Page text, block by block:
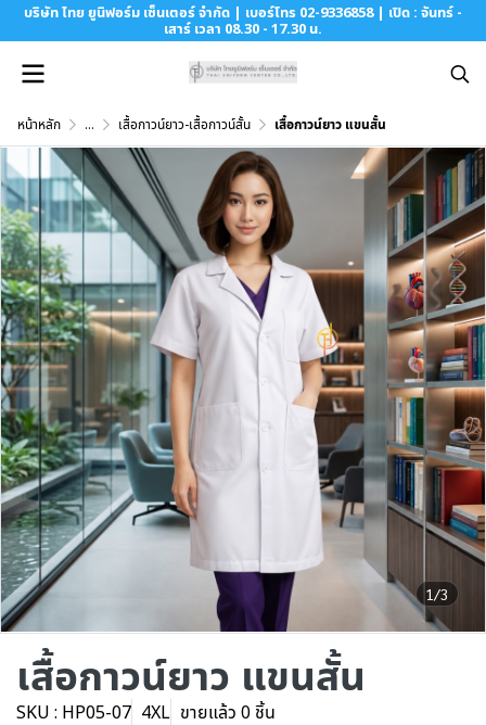
บริษัท ไทย ยูนิฟอร์ม เซ็นเตอร์ จำกัด | เบอร์โทร 02-9336858 | เปิด : จันทร์ -
เสาร์ เวลา 08.30 - 17.30 น.
หน้าหลัก ... เสื้อกาวน์ยาว-เสื้อกาวน์สั้น เสื้อกาวน์ยาว แขนสั้น
1/3
เสื้อกาวน์ยาว แขนสั้น
SKU : HP05-07 4XL ขายแล้ว 0 ชิ้น